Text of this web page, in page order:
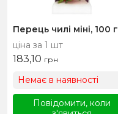
Перець чилі міні, 100 г
ціна за 1 шт
183,10 грн
Немає в наявності
Повідомити, коли